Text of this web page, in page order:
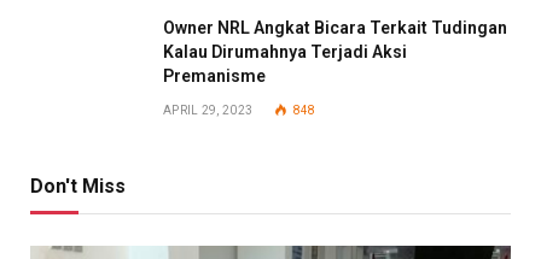
Owner NRL Angkat Bicara Terkait Tudingan
Kalau Dirumahnya Terjadi Aksi
Premanisme
APRIL 29, 2023 848
Don't Miss